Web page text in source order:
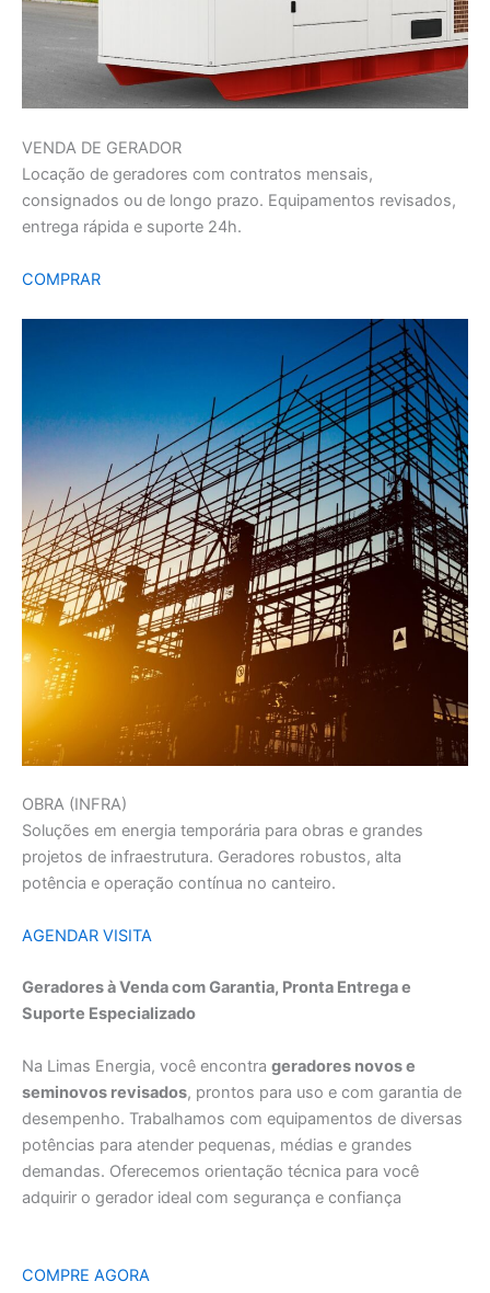
VENDA DE GERADOR
Locação de geradores com contratos mensais,
consignados ou de longo prazo. Equipamentos revisados,
entrega rápida e suporte 24h.
COMPRAR
OBRA (INFRA)
Soluções em energia temporária para obras e grandes
projetos de infraestrutura. Geradores robustos, alta
potência e operação contínua no canteiro.
AGENDAR VISITA
Geradores à Venda com Garantia, Pronta Entrega e
Suporte Especializado
Na Limas Energia, você encontra geradores novos e
seminovos revisados, prontos para uso e com garantia de
desempenho. Trabalhamos com equipamentos de diversas
potências para atender pequenas, médias e grandes
demandas. Oferecemos orientação técnica para você
adquirir o gerador ideal com segurança e confiança
COMPRE AGORA